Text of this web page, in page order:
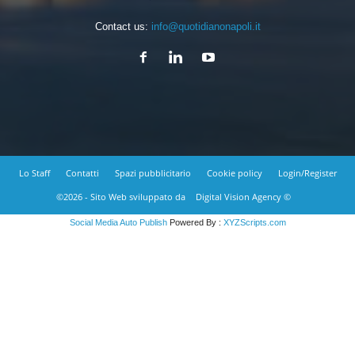
Contact us: info@quotidianonapoli.it
Lo Staff Contatti Spazi pubblicitario Cookie policy
Login/Register
©2026 - Sito Web sviluppato da
Digital Vision Agency ©
Social Media Auto PublishPowered By : XYZScripts.com